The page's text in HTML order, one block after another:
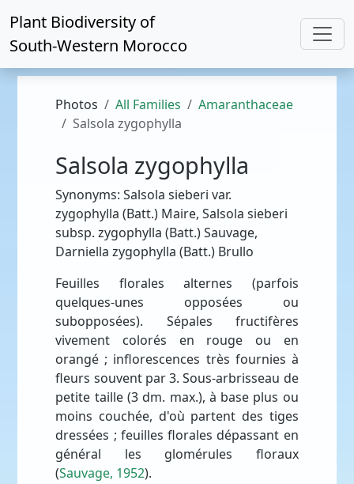
Plant Biodiversity of
South-Western Morocco
Photos All Families
Amaranthaceae
Salsola zygophylla
Salsola zygophylla
Synonyms: Salsola sieberi var.
zygophylla (Batt.) Maire, Salsola sieberi
subsp. zygophylla (Batt.) Sauvage,
Darniella zygophylla (Batt.) Brullo
Feuilles florales alternes (parfois
quelques-unes opposées ou
subopposées). Sépales fructifères
vivement colorés en rouge ou en
orangé ; inflorescences très fournies à
fleurs souvent par 3. Sous-arbrisseau de
petite taille (3 dm. max.), à base plus ou
moins couchée, d'où partent des tiges
dressées ; feuilles florales dépassant en
général les glomérules floraux
(Sauvage, 1952).